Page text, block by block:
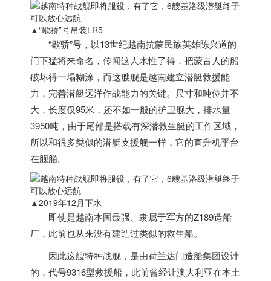
▲“歇骄”号吊装LR5
“歇骄”号，以13世纪越南抗蒙民族英雄陈兴道的
门下猛将来命名，传闻这人水性了得，把蒙古人的船
破坏得一塌糊涂，而这艘舰是越南建立潜艇救援能
力，完善潜艇远洋作战能力的关键。尺寸和吨位并不
大，长度仅95米，还不如一般的护卫舰大，排水量
3950吨，由于尾部是搭载有深潜救生艇的工作区域，
所以和很多类似的潜艇支援舰一样，它的直升机平台
在舰艏。
▲2019年12月下水
即使是越南本国最强、隶属于军方的Z189造船
厂，此前也从来没有建造过类似的救生船。
因此这艘特种战舰，是由荷兰达门造船集团设计
的，代号9316型救援船，此前曾经让澳大利亚在本土